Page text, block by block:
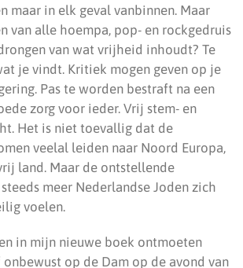
maar in elk geval vanbinnen. Maar
van alle hoempa, pop- en rockgedruis
van wat vrijheid inhoudt? Te
je vindt. Kritiek mogen geven op je
Pas te worden bestraft na een
zorg voor ieder. Vrij stem- en
Het is niet toevallig dat de
veelal leiden naar Noord Europa,
land. Maar de ontstellende
meer Nederlandse Joden zich
voelen.
in mijn nieuwe boek ontmoeten
op de Dam op de avond van